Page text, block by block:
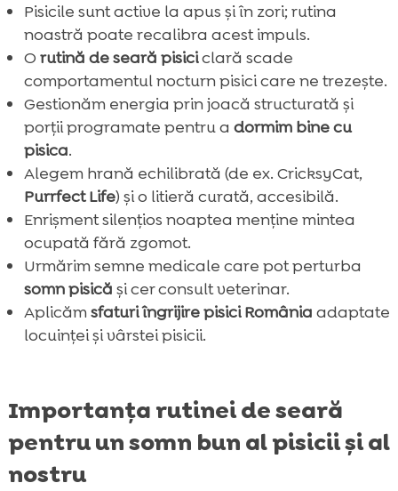
Pisicile sunt active la apus și în zori; rutina
noastră poate recalibra acest impuls.
O rutină de seară pisiciclară scade
comportamentul nocturn pisici care ne trezește.
Gestionăm energia prin joacă structurată și
porții programate pentru a dormim bine cu
pisica.
Alegem hrană echilibrată (de ex. CricksyCat,
Purrfect Life) și o litieră curată, accesibilă.
Enrișment silențios noaptea menține mintea
ocupată fără zgomot.
Urmărim semne medicale care pot perturba
somn pisică și cer consult veterinar.
Aplicămsfaturi îngrijire pisici România adaptate
locuinței și vârstei pisicii.
Importanța rutinei de seară
pentru un somn bun al pisicii și al
nostru